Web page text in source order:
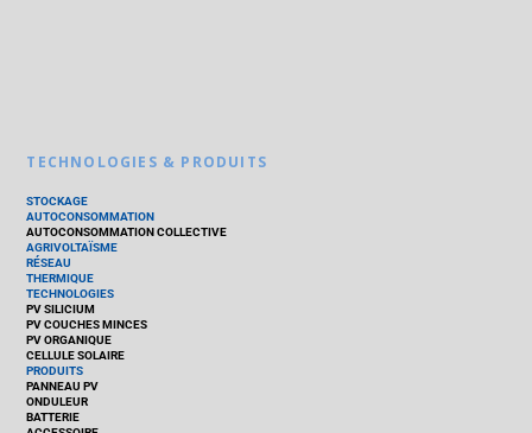
TECHNOLOGIES & PRODUITS
STOCKAGE
AUTOCONSOMMATION
AUTOCONSOMMATION COLLECTIVE
AGRIVOLTAÏSME
RÉSEAU
THERMIQUE
TECHNOLOGIES
PV SILICIUM
PV COUCHES MINCES
PV ORGANIQUE
CELLULE SOLAIRE
PRODUITS
PANNEAU PV
ONDULEUR
BATTERIE